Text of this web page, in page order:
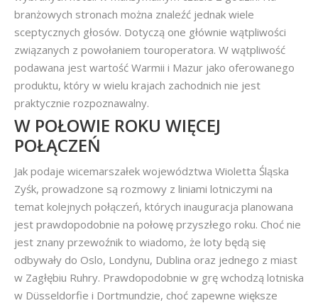
branżowych stronach można znaleźć jednak wiele
sceptycznych głosów. Dotyczą one głównie wątpliwości
związanych z powołaniem touroperatora. W wątpliwość
podawana jest wartość Warmii i Mazur jako oferowanego
produktu, który w wielu krajach zachodnich nie jest
praktycznie rozpoznawalny.
W POŁOWIE ROKU WIĘCEJ
POŁĄCZEŃ
Jak podaje wicemarszałek województwa Wioletta Śląska
Zyśk, prowadzone są rozmowy z liniami lotniczymi na
temat kolejnych połączeń, których inauguracja planowana
jest prawdopodobnie na połowę przyszłego roku. Choć nie
jest znany przewoźnik to wiadomo, że loty będą się
odbywały do Oslo, Londynu, Dublina oraz jednego z miast
w Zagłębiu Ruhry. Prawdopodobnie w grę wchodzą lotniska
w Düsseldorfie i Dortmundzie, choć zapewne większe